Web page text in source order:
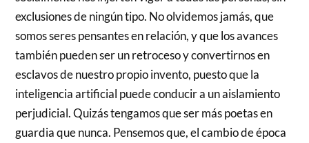
exclusiones de ningún tipo. No olvidemos jamás, que
somos seres pensantes en relación, y que los avances
también pueden ser un retroceso y convertirnos en
esclavos de nuestro propio invento, puesto que la
inteligencia artificial puede conducir a un aislamiento
perjudicial. Quizás tengamos que ser más poetas en
guardia que nunca. Pensemos que, el cambio de época